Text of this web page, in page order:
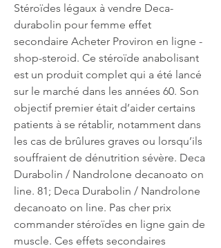
Stéroïdes légaux à vendre Deca-
durabolin pour femme effet
secondaire Acheter Proviron en ligne -
shop-steroid. Ce stéroïde anabolisant
est un produit complet qui a été lancé
sur le marché dans les années 60. Son
objectif premier était d’aider certains
patients à se rétablir, notamment dans
les cas de brûlures graves ou lorsqu’ils
souffraient de dénutrition sévère. Deca
Durabolin / Nandrolone decanoato on
line. 81; Deca Durabolin / Nandrolone
decanoato on line. Pas cher prix
commander stéroïdes en ligne gain de
muscle. Ces effets secondaires